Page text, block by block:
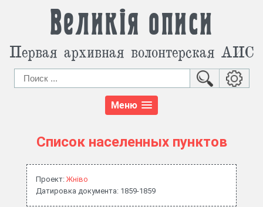
Великія описи
Первая архивная волонтерская АИС
Меню
Список населенных пунктов
Проект: Жнiво
Датировка документа: 1859-1859